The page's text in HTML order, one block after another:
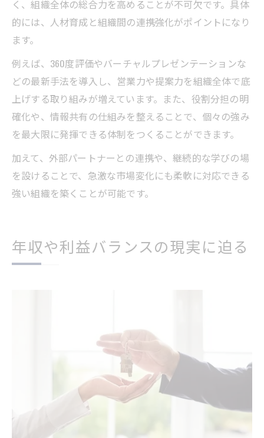
く、組織全体の総合力を高めることが不可欠です。具体
的には、人材育成と組織間の連携強化がポイントになり
ます。
例えば、360度評価やバーチャルプレゼンテーションな
どの最新手法を導入し、営業力や提案力を組織全体で底
上げする取り組みが増えています。また、役割分担の明
確化や、情報共有の仕組みを整えることで、個々の強み
を最大限に発揮できる体制をつくることができます。
加えて、外部パートナーとの連携や、継続的な学びの場
を設けることで、急激な市場変化にも柔軟に対応できる
強い組織を築くことが可能です。
年収や利益バランスの現実に迫る